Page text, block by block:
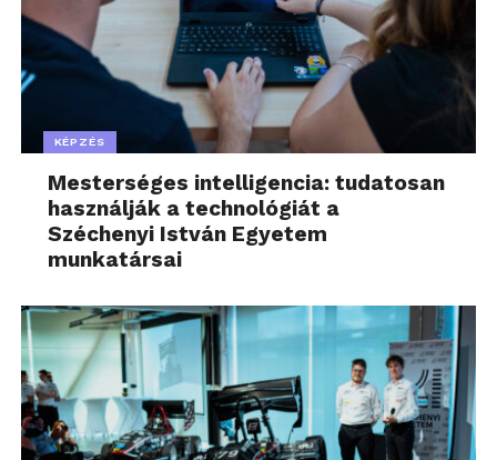
KÉPZÉS
Mesterséges intelligencia: tudatosan
használják a technológiát a
Széchenyi István Egyetem
munkatársai